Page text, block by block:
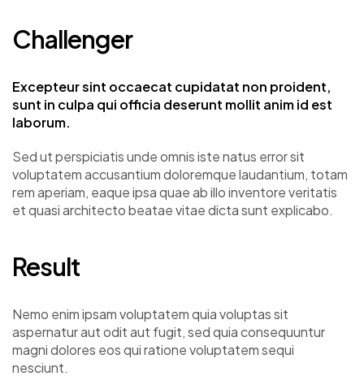
Challenger
Excepteur sint occaecat cupidatat non proident,
sunt in culpa qui officia deserunt mollit anim id est
laborum.
Sed ut perspiciatis unde omnis iste natus error sit
voluptatem accusantium doloremque laudantium, totam
rem aperiam, eaque ipsa quae ab illo inventore veritatis
et quasi architecto beatae vitae dicta sunt explicabo.
Result
Nemo enim ipsam voluptatem quia voluptas sit
aspernatur aut odit aut fugit, sed quia consequuntur
magni dolores eos qui ratione voluptatem sequi
nesciunt.